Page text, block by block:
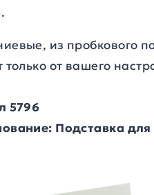
из пробкового
только от вашего
5796
Подставка